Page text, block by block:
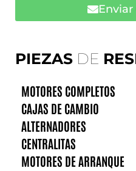
PIEZAS DE
MOTORES COMPLETOS
CAJAS DE CAMBIO
ALTERNADORES
CENTRALITAS
MOTORES DE ARRANQUE